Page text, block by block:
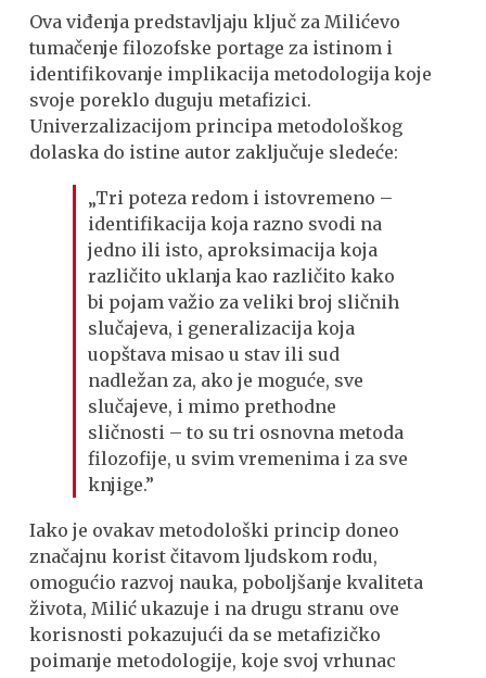
Ova viđenja predstavljaju ključ za Milićevo
tumačenje filozofske portage za istinom i
identifikovanje implikacija metodologija koje
svoje poreklo duguju metafizici.
Univerzalizacijom principa metodološkog
dolaska do istine autor zaključuje sledeće:
„Tri poteza redom i istovremeno –
identifikacija koja razno svodi na
jedno ili isto, aproksimacija koja
različito uklanja kao različito kako
bi pojam važio za veliki broj sličnih
slučajeva, i generalizacija koja
uopštava misao u stav ili sud
nadležan za, ako je moguće, sve
slučajeve, i mimo prethodne
sličnosti – to su tri osnovna metoda
filozofije, u svim vremenima i za sve
knjige.”
Iako je ovakav metodološki princip doneo
značajnu korist čitavom ljudskom rodu,
omogućio razvoj nauka, poboljšanje kvaliteta
života, Milić ukazuje i na drugu stranu ove
korisnosti pokazujući da se metafizičko
poimanje metodologije, koje svoj vrhunac